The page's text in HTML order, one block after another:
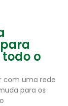
o
com uma rede
para os